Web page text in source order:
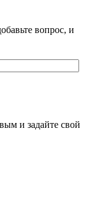
вопрос, и
и задайте свой